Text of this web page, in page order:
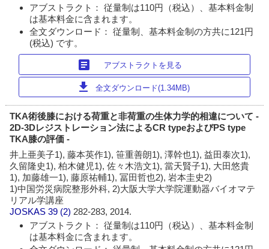
アブストラクト： 従量制は110円（税込）、基本料金制
は基本料金に含まれます。
全文ダウンロード： 従量制、基本料金制の方共に121円
(税込) です。
article アブストラクトを見る
download 全文ダウンロード(1.34MB)
TKA術後膝における荷重と非荷重の生体力学的相違について -
2D-3Dレジストレーション法によるCR typeおよびPS type
TKA膝の評価 -
井上亜美子1), 藤本英作1), 笹重善朗1), 澤幹也1), 益田泰次1),
久留隆史1), 柏木健児1), 佐々木浩文1), 當天賢子1), 大田悠貴
1), 加藤雄一1), 藤原祐輔1), 冨田哲也2), 岩本圭史2)
1)中国労災病院整形外科, 2)大阪大学大学院運動器バイオマテ
リアル学講座
JOSKAS 39 (2) 282-283, 2014.
アブストラクト： 従量制は110円（税込）、基本料金制
は基本料金に含まれます。